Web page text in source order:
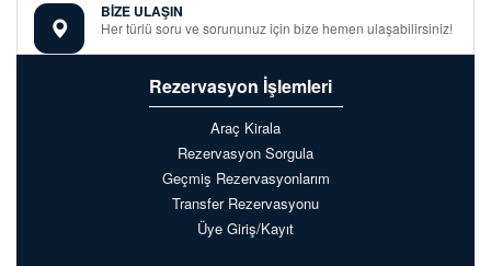
BİZE ULAŞIN
Her türlü soru ve sorununuz için bize hemen ulaşabilirsiniz!
Rezervasyon İşlemleri
Araç Kirala
Rezervasyon Sorgula
Geçmiş Rezervasyonlarım
Transfer Rezervasyonu
Üye Giriş/Kayıt